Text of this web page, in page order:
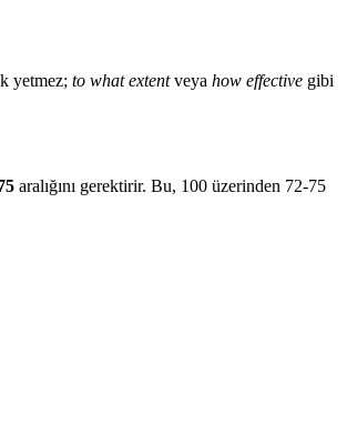
yetmez; to what extentveya how effective gibi
aralığını gerektirir. Bu, 100 üzerinden 72-75